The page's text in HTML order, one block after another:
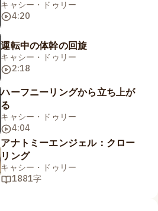
キャシー・ドゥリー
4:20
運転中の体幹の回旋
キャシー・ドゥリー
2:18
ハーフニーリングから立ち上が
る
キャシー・ドゥリー
4:04
アナトミーエンジェル：クロー
リング
キャシー・ドゥリー
1881字